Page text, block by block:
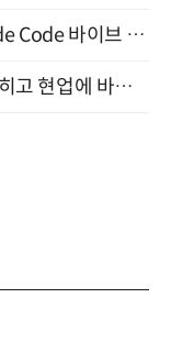
"모든 담당자(비개발자)를 위한 Claude Code 바이브 코딩 2-day 부트캠프" 9월 16~17일 개최
단 하루, 이론과 실습으로 하네스를 익히고 현업에 바로 쓰는 핸즈온 워크숍 (8/20)